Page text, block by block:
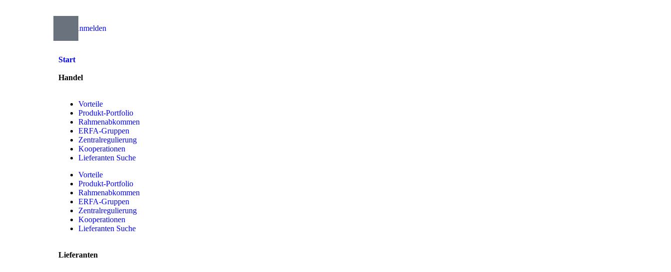
Anmelden
Start
Handel
Vorteile
Produkt-Portfolio
Rahmenabkommen
ERFA-Gruppen
Zentralregulierung
Kooperationen
Lieferanten Suche
Vorteile
Produkt-Portfolio
Rahmenabkommen
ERFA-Gruppen
Zentralregulierung
Kooperationen
Lieferanten Suche
Lieferanten